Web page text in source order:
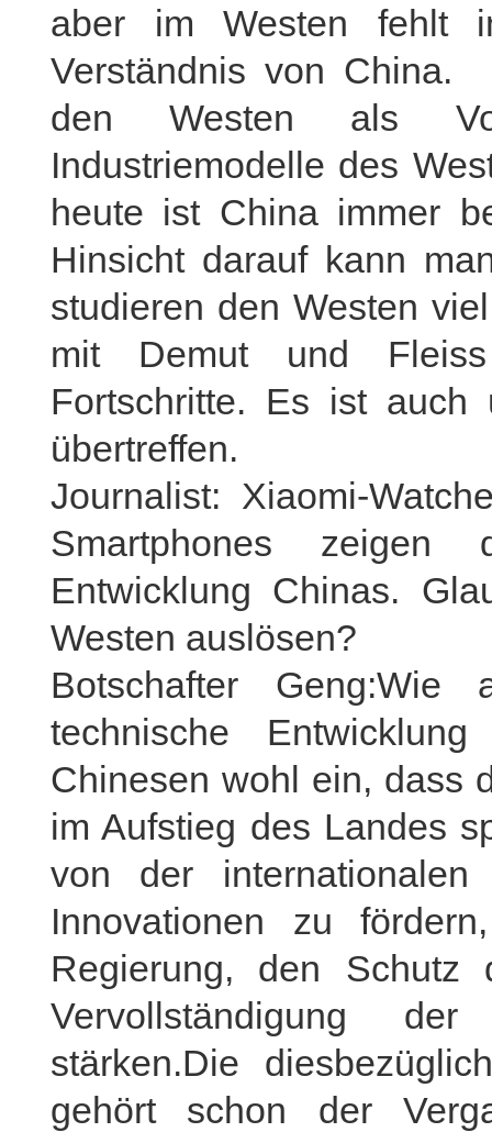
aber im Westen fehlt
Verständnis von China.
den Westen als
Industriemodelle des
heute ist China immer
Hinsicht darauf kann
studieren den Westen
mit Demut und
Fortschritte. Es ist auch
übertreffen.
Journalist: Xiaomi-
Smartphones
Entwicklung Chinas.
Westen auslösen?
Botschafter
technische
Chinesen wohl ein, dass
im Aufstieg des Landes
von der internationalen
Innovationen zu
Regierung, den Schutz
Vervollständigung
stärken.Die
gehört schon der